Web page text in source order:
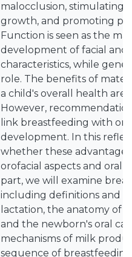
malocclusion, stimulating
growth, and promoting
Function is seen as the
development of facial and
characteristics, while
role. The benefits of
a child's overall health are
However,
link breastfeeding with
development. In this
whether these
orofacial aspects and oral
part, we will examine
including definitions and
lactation, the anatomy of
and the newborn's oral
mechanisms of milk
sequence of